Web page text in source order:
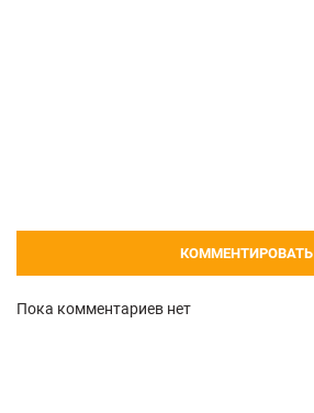
КОММЕНТИРОВАТЬ
Пока комментариев нет